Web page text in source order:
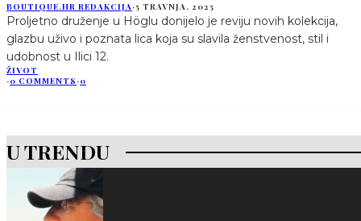
BOUTIQUE.HR REDAKCIJA·5 TRAVNJA, 2025
Proljetno druženje u Höglu donijelo je reviju novih kolekcija,
glazbu uživo i poznata lica koja su slavila ženstvenost, stil i
udobnost u Ilici 12.
ŽIVOT
·0 COMMENTS ·0
U TRENDU